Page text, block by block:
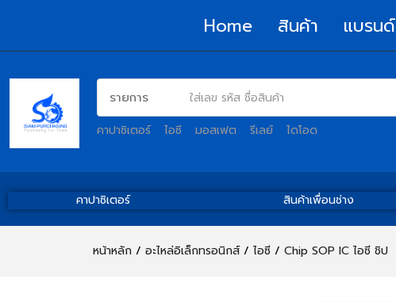
Home สินค้า แบรนด์
คาปาซิเตอร์ ไอซี มอสเฟต รีเลย์ ไดโอด
คาปาซิเตอร์ สินค้าเพื่อนช่าง
หน้าหลัก อะไหล่อิเล็กทรอนิกส์ ไอซี Chip SOP IC ไอซี ชิป